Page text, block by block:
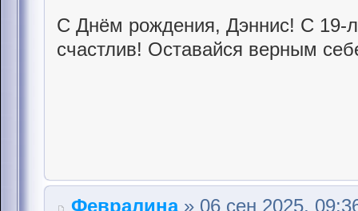
С Днём рождения, Дэннис! С 19-
счастлив! Оставайся верным
Февралина» 06 сен 2025,